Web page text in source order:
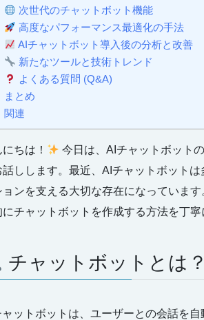
次世代のチャットボット機能
高度なパフォーマンス最適化の手法
AIチャットボット導入後の分析と改善
新たなツールと技術トレンド
よくある質問 (Q&A)
まとめ
関連
ちは！
今日は、AIチャットボット
話しします。最近、AIチャットボット
ョンを支える大切な存在になっています
にチャットボットを作成する方法を丁寧
チャットボットとは？
ットボットは、ユーザーとの会話を